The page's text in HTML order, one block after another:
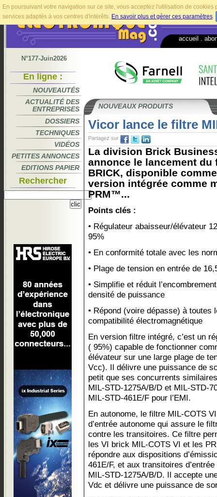
En poursuivant votre navigation sur ce site, vous acceptez l'utilisation de
services adaptés à vos centres d'intérêts. En savoir plus et gérer ces paramètres.
accueil
N°177-Juin2026
En ligne :
NOUVEAUTÉS
ACTUALITÉ DES
ENTREPRISES
DOSSIERS
TECHNIQUES
VIDÉOS
PETITES ANNONCES
EDITIONS PAPIER
Rechercher
NOUVEAUX PRODUITS
Vicor lance le filtre
Partagez sur
La division Brick
annonce le lancement du
BRICK, disponible
version intégrée comme
PRM™...
Points clés :
• Régulateur abaisseur/élévateur
95%
• En conformité totale avec les
• Plage de tension en entrée de
• Simplifie et réduit
densité de puissance
• Répond (voire dépasse) à toutes
compatibilité électromagnétique
En version filtre intégré, c’est un
( 95%) capable de fonctionner
élévateur sur une large plage de
Vcc). Il délivre une puissance de
petit que ses concurrents
MIL-STD-1275A/B/D et MIL-STD-
MIL-STD-461E/F pour l’EMI.
En autonome, le filtre MIL-COTS
d’entrée autonome qui assure le
contre les transitoires. Ce filtre
les VI brick MIL-COTS VI et les
répondre aux dispositions
461E/F, et aux transitoires
MIL-STD-1275A/B/D. Il accepte
Vdc et délivre une puissance de